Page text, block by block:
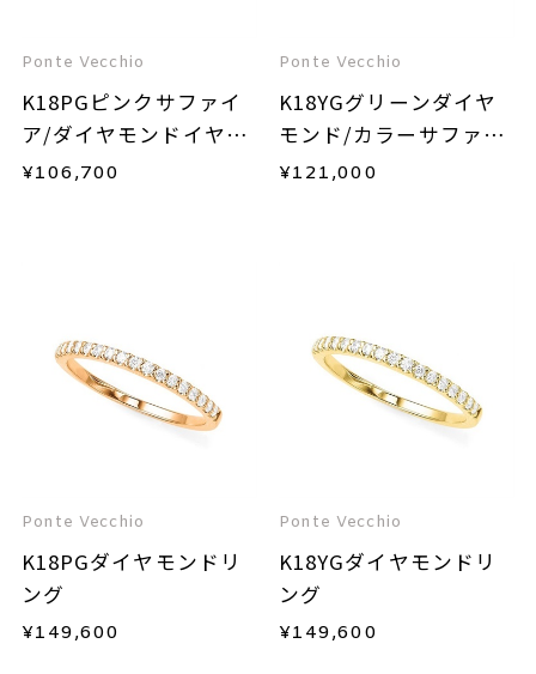
Ponte Vecchio
K18PGピンクサファイ
ア/ダイヤモンドイヤー
カフ(片耳用)
¥106,700
Ponte Vecchio
K18YGグリーンダイヤ
モンド/カラーサファイ
ア/ダイヤモンドイヤー
¥121,000
Ponte Vecchio
K18PGダイヤモンドリ
ング
¥149,600
Ponte Vecchio
K18YGダイヤモンドリ
ング
¥149,600